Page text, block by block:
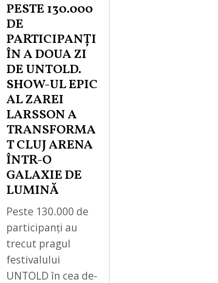
PESTE 130.000
DE
PARTICIPANȚI
ÎN A DOUA ZI
DE UNTOLD.
SHOW-UL EPIC
AL ZAREI
LARSSON A
TRANSFORMA
T CLUJ ARENA
ÎNTR-O
GALAXIE DE
LUMINĂ
Peste 130.000 de
participanți au
trecut pragul
festivalului
UNTOLD în cea de-